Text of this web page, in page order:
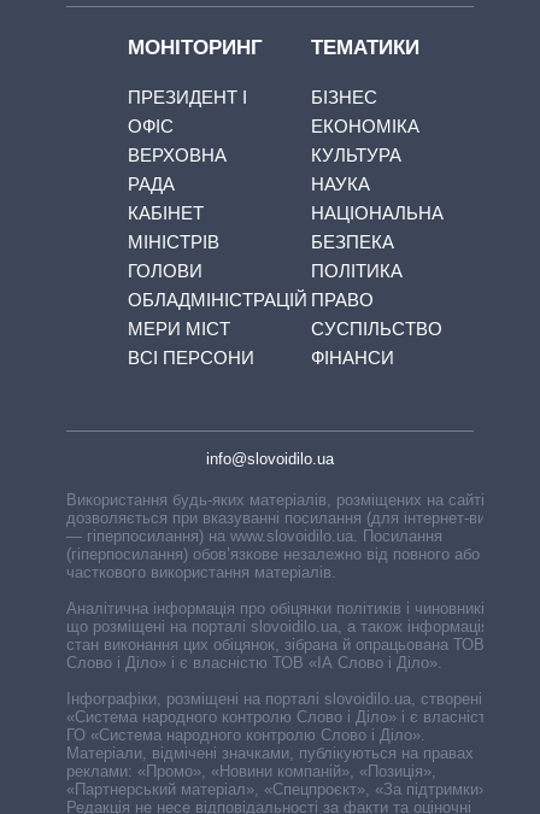
МОНІТОРИНГ
ПРЕЗИДЕНТ І
ОФІС
ВЕРХОВНА
РАДА
КАБІНЕТ
МІНІСТРІВ
ГОЛОВИ
ОБЛАДМІНІСТРАЦІЙ
МЕРИ МІСТ
ВСІ ПЕРСОНИ
ТЕМАТИКИ
БІЗНЕС
ЕКОНОМІКА
КУЛЬТУРА
НАУКА
НАЦІОНАЛЬНА
БЕЗПЕКА
ПОЛІТИКА
ПРАВО
СУСПІЛЬСТВО
ФІНАНСИ
info@slovoidilo.ua
Використання будь-яких матеріалів, розміщених на сайті,
дозволяється при вказуванні посилання (для інтернет-видань
— гіперпосилання) на www.slovoidilo.ua. Посилання
(гіперпосилання) обов’язкове незалежно від повного або
часткового використання матеріалів.
Аналітична інформація про обіцянки політиків і чиновників,
що розміщені на порталі slovoidilo.ua, а також інформація про
стан виконання цих обіцянок, зібрана й опрацьована ТОВ «ІА
Слово і Діло» і є власністю ТОВ «ІА Слово і Діло».
Інфографіки, розміщені на порталі slovoidilo.ua, створені ГО
«Система народного контролю Слово і Діло» і є власністю
ГО «Система народного контролю Слово і Діло».
Матеріали, відмічені значками, публікуються на правах
реклами: «Промо», «Новини компаній», «Позиція»,
«Партнерський матеріал», «Спецпроєкт», «За підтримки».
Редакція не несе відповідальності за факти та оціночні